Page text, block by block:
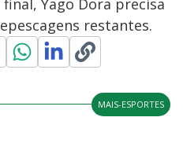
restantes.
MAIS-ESPORTES